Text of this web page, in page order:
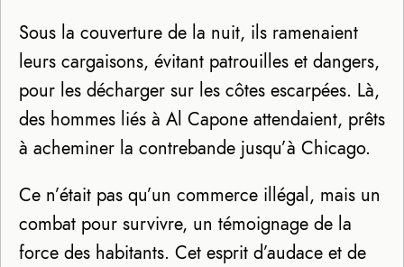
Sous la couverture de la nuit, ils ramenaient
leurs cargaisons, évitant patrouilles et dangers,
pour les décharger sur les côtes escarpées. Là,
des hommes liés à Al Capone attendaient, prêts
à acheminer la contrebande jusqu’à Chicago.
Ce n’était pas qu’un commerce illégal, mais un
combat pour survivre, un témoignage de la
force des habitants. Cet esprit d’audace et de